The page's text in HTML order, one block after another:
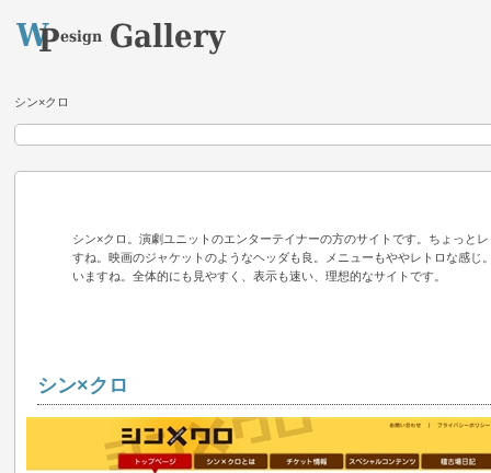
シン×クロ
シン×クロ。演劇ユニットのエンターテイナーの方のサイトです。ちょっと
すね。映画のジャケットのようなヘッダも良。メニューもややレトロな感じ
いますね。全体的にも見やすく、表示も速い、理想的なサイトです。
シン×クロ